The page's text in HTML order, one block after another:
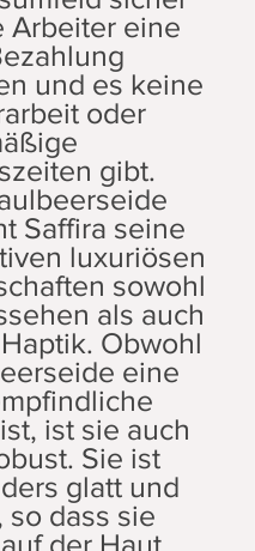
Arbeiter eine
und es keine
oder
gibt.
Saffira seine
luxuriösen
sowohl
als auch
Obwohl
eine
ist sie auch
Sie ist
glatt und
so dass sie
der Haut